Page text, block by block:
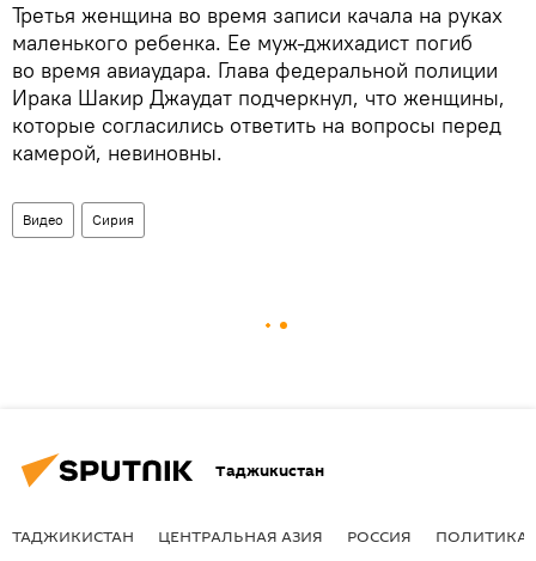
Третья женщина во время записи качала на руках
маленького ребенка. Ее муж-джихадист погиб
во время авиаудара. Глава федеральной полиции
Ирака Шакир Джаудат подчеркнул, что женщины,
которые согласились ответить на вопросы перед
камерой, невиновны.
Видео Сирия
Таджикистан
ТАДЖИКИСТАН ЦЕНТРАЛЬНАЯ АЗИЯ РОССИЯ ПОЛИТИКА